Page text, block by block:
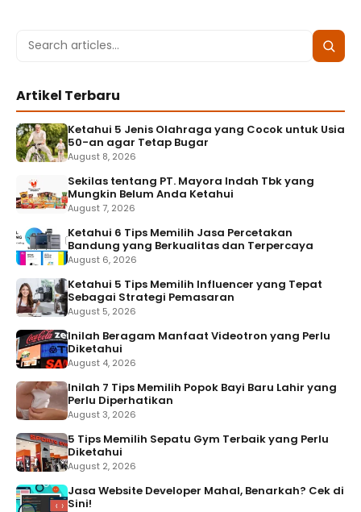
Search
Search
Artikel Terbaru
Ketahui 5 Jenis Olahraga yang Cocok untuk Usia
50-an agar Tetap Bugar
August 8, 2026
Sekilas tentang PT. Mayora Indah Tbk yang
Mungkin Belum Anda Ketahui
August 7, 2026
Ketahui 6 Tips Memilih Jasa Percetakan
Bandung yang Berkualitas dan Terpercaya
August 6, 2026
Ketahui 5 Tips Memilih Influencer yang Tepat
Sebagai Strategi Pemasaran
August 5, 2026
Inilah Beragam Manfaat Videotron yang Perlu
Diketahui
August 4, 2026
Inilah 7 Tips Memilih Popok Bayi Baru Lahir yang
Perlu Diperhatikan
August 3, 2026
5 Tips Memilih Sepatu Gym Terbaik yang Perlu
Diketahui
August 2, 2026
Jasa Website Developer Mahal, Benarkah? Cek di
Sini!